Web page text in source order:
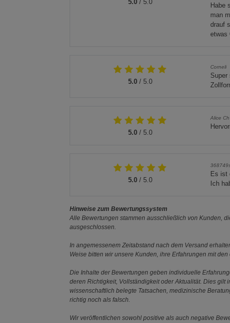
5.0/ 5.0
Habe
man
drauf
etwas
5.0/ 5.0
Corneli
Super
5.0/ 5.0
Alice Ch
5.0/ 5.0
Es ist
Ich
Hinweise zum Bewertungssystem
Alle Bewertungen stammen ausschließlich von Kunden,
ausgeschlossen.
In angemessenem Zeitabstand nach dem Versand
Weise bitten wir unsere Kunden, ihre Erfahrungen mit
Die Inhalte der Bewertungen geben individuelle
deren Richtigkeit, Vollständigkeit oder Aktualität. Dies
wissenschaftlich belegte Tatsachen, medizinische
richtig noch als falsch.
Wir veröffentlichen sowohl positive als auch negative